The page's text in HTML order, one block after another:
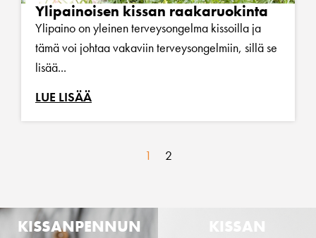
Ylipainoisen kissan raakaruokinta
Ylipaino on yleinen terveysongelma kissoilla ja
tämä voi johtaa vakaviin terveysongelmiin, sillä se
lisää...
LUE LISÄÄ
1 2
KISSANPENNUN
KISSAN